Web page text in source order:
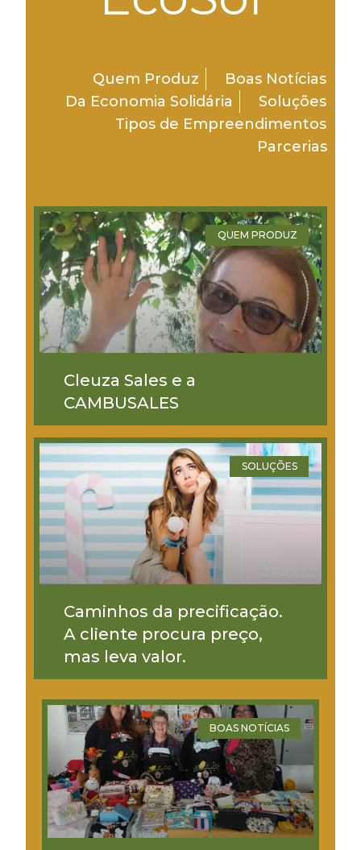
Quem Produz
Boas Notícias
Da Economia Solidária
Soluções
Tipos de Empreendimentos
Parcerias
QUEM PRODUZ
Cleuza Sales e a
CAMBUSALES
SOLUÇÕES
Caminhos da precificação.
A cliente procura preço,
mas leva valor.
BOAS NOTÍCIAS